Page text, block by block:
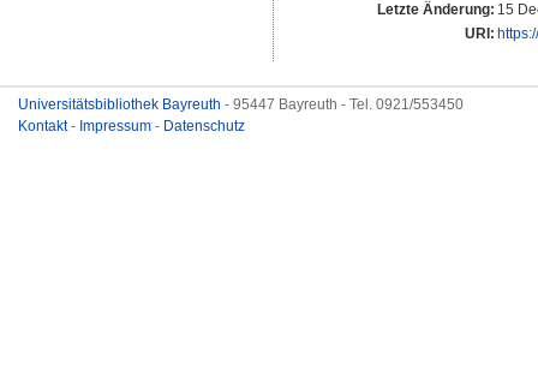
Letzte Änderung: 15
URI:
Universitätsbibliothek Bayreuth - 95447 Bayreuth - Tel. 0921/553450
Kontakt- Impressum - Datenschutz